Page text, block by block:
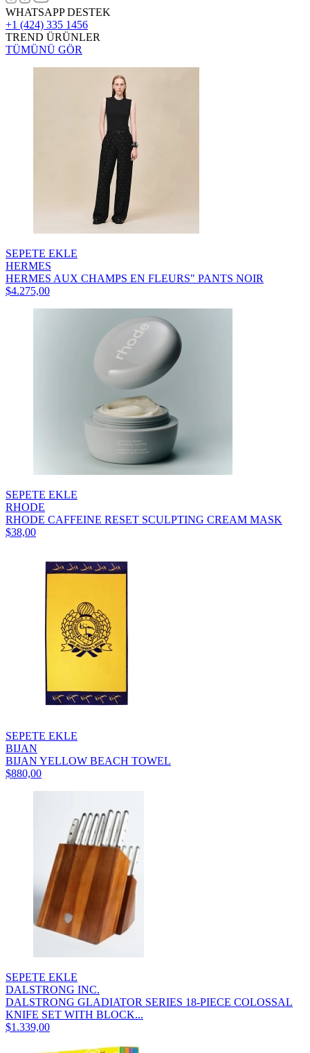
WHATSAPP DESTEK
+1 (424) 335 1456
TREND ÜRÜNLER
TÜMÜNÜ GÖR
SEPETE EKLE
HERMES
HERMES AUX CHAMPS EN FLEURS" PANTS NOIR
$4.275,00
SEPETE EKLE
RHODE
RHODE CAFFEINE RESET SCULPTING CREAM MASK
$38,00
SEPETE EKLE
BIJAN
BIJAN YELLOW BEACH TOWEL
$880,00
SEPETE EKLE
DALSTRONG INC.
DALSTRONG GLADIATOR SERIES 18-PIECE COLOSSAL
KNIFE SET WITH BLOCK...
$1.339,00